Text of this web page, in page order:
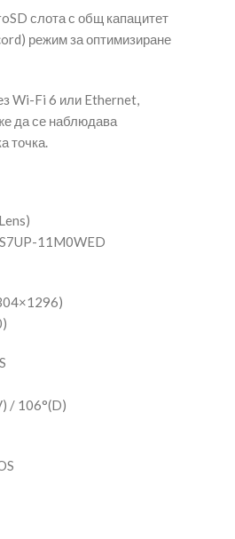
слота с общ капацитет
режим за оптимизиране
Wi-Fi 6 или Ethernet,
да се наблюдава
точка.
11M0WED
/ 106°(D)